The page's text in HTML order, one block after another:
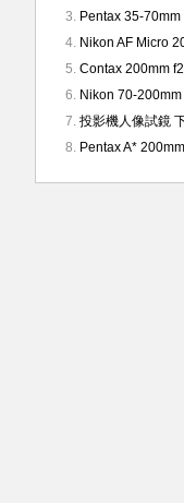
Pentax 35-
Nikon AF Micro
Contax 200mm
Nikon 70-
投影機人像試鏡
Pentax A*